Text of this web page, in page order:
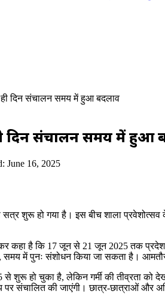
दिन संचालन समय में हुआ बदलाव
दिन संचालन समय में हुआ
June 16, 2025
शुरू हो गया है। इस बीच शाला
कर कहा है कि 17 जून से 21 जून 2025 तक
समय में पुनः संशोधन किया जा सकता है।
से शुरू हो चुका है, लेकिन गर्मी की तीव्रता
पर संचालित की जाएंगी। छात्र-छात्राओं